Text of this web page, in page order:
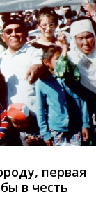
первая
в честь